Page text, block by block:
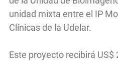
unidad mixta entre el IP
Clínicas de la Udelar.
Este proyecto recibirá